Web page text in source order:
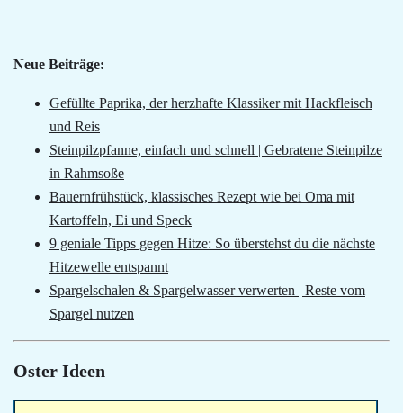
Neue Beiträge:
Gefüllte Paprika, der herzhafte Klassiker mit Hackfleisch
und Reis
Steinpilzpfanne, einfach und schnell | Gebratene Steinpilze
in Rahmsoße
Bauernfrühstück, klassisches Rezept wie bei Oma mit
Kartoffeln, Ei und Speck
9 geniale Tipps gegen Hitze: So überstehst du die nächste
Hitzewelle entspannt
Spargelschalen & Spargelwasser verwerten | Reste vom
Spargel nutzen
Oster Ideen